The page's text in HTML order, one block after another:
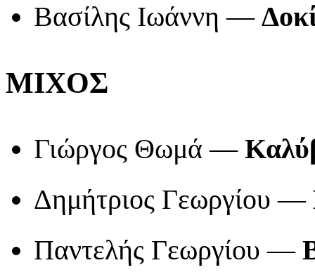
Βασίλης Ιωάννη —
ΜΙΧΟΣ
Γιώργος Θωμά —
Δημήτριος Γεωργίου —
Παντελής Γεωργίου —